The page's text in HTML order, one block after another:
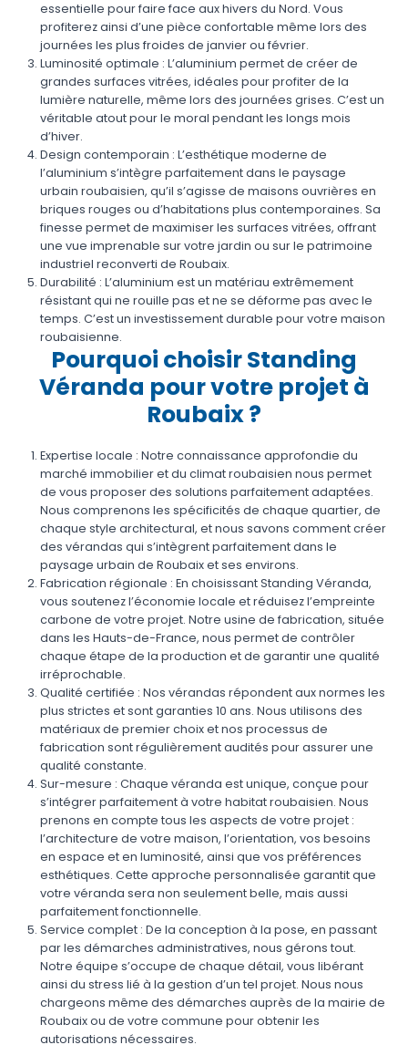
essentielle pour faire face aux hivers du Nord. Vous
profiterez ainsi d’une pièce confortable même lors des
journées les plus froides de janvier ou février.
Luminosité optimale : L’aluminium permet de créer de
grandes surfaces vitrées, idéales pour profiter de la
lumière naturelle, même lors des journées grises. C’est un
véritable atout pour le moral pendant les longs mois
d’hiver.
Design contemporain : L’esthétique moderne de
l’aluminium s’intègre parfaitement dans le paysage
urbain roubaisien, qu’il s’agisse de maisons ouvrières en
briques rouges ou d’habitations plus contemporaines. Sa
finesse permet de maximiser les surfaces vitrées, offrant
une vue imprenable sur votre jardin ou sur le patrimoine
industriel reconverti de Roubaix.
Durabilité : L’aluminium est un matériau extrêmement
résistant qui ne rouille pas et ne se déforme pas avec le
temps. C’est un investissement durable pour votre maison
roubaisienne.
Pourquoi choisir Standing
Véranda pour votre projet à
Roubaix ?
Expertise locale : Notre connaissance approfondie du
marché immobilier et du climat roubaisien nous permet
de vous proposer des solutions parfaitement adaptées.
Nous comprenons les spécificités de chaque quartier, de
chaque style architectural, et nous savons comment créer
des vérandas qui s’intègrent parfaitement dans le
paysage urbain de Roubaix et ses environs.
Fabrication régionale : En choisissant Standing Véranda,
vous soutenez l’économie locale et réduisez l’empreinte
carbone de votre projet. Notre usine de fabrication, située
dans les Hauts-de-France, nous permet de contrôler
chaque étape de la production et de garantir une qualité
irréprochable.
Qualité certifiée : Nos vérandas répondent aux normes les
plus strictes et sont garanties 10 ans. Nous utilisons des
matériaux de premier choix et nos processus de
fabrication sont régulièrement audités pour assurer une
qualité constante.
Sur-mesure : Chaque véranda est unique, conçue pour
s’intégrer parfaitement à votre habitat roubaisien. Nous
prenons en compte tous les aspects de votre projet :
l’architecture de votre maison, l’orientation, vos besoins
en espace et en luminosité, ainsi que vos préférences
esthétiques. Cette approche personnalisée garantit que
votre véranda sera non seulement belle, mais aussi
parfaitement fonctionnelle.
Service complet : De la conception à la pose, en passant
par les démarches administratives, nous gérons tout.
Notre équipe s’occupe de chaque détail, vous libérant
ainsi du stress lié à la gestion d’un tel projet. Nous nous
chargeons même des démarches auprès de la mairie de
Roubaix ou de votre commune pour obtenir les
autorisations nécessaires.